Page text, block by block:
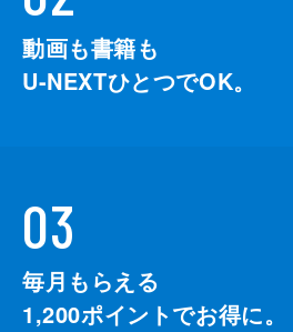
動画も書籍も
U-NEXTひとつでOK。
03
毎月もらえる
1,200ポイントでお得に。